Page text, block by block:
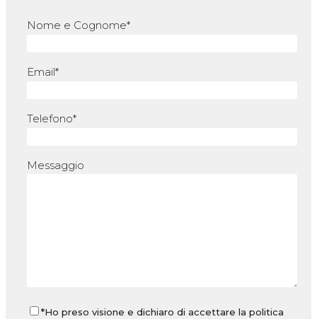
Nome e Cognome*
Email*
Telefono*
Messaggio
*Ho preso visione e dichiaro di accettare la politica